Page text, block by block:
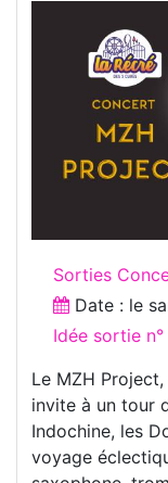
Sorties
Date : le
Idée sortie n°
Le MZH
invite à un tour
Indochine, les
voyage